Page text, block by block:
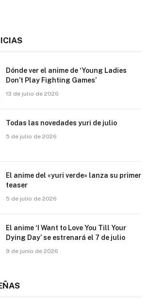
Dónde ver el anime de ‘Young Ladies
Don’t Play Fighting Games’
13 de julio de 2026
Todas las novedades yuri de julio
5 de julio de 2026
El anime del «yuri verde» lanza su primer
teaser
5 de julio de 2026
El anime ‘I Want to Love You Till Your
Dying Day’ se estrenará el 7 de julio
9 de junio de 2026